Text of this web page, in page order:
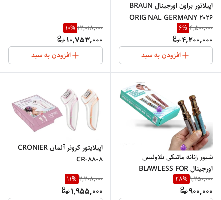
اپیلاتور براون اورجینال BRAUN
ORIGINAL GERMANY 2026
4,500,000
6%
4,200,000
افزودن به سبد
12,018,000
10%
10,753,000
افزودن به سبد
شیور زنانه ماتیکی بلاولیس
اورجینال BLAWLESS FOR
women
1,250,000
28%
900,000
اپیلایتور کرونر آلمان CRONIER
CR-8808
2,208,000
11%
1,955,000